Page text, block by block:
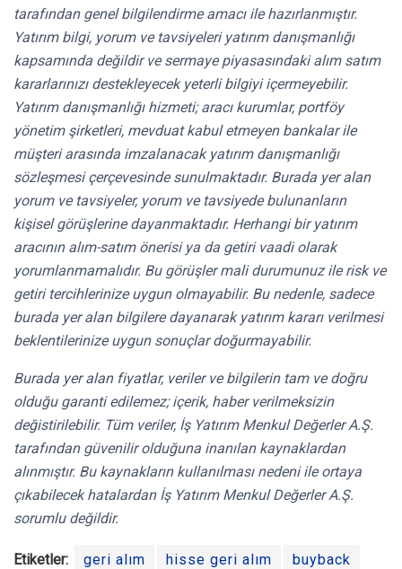
tarafından genel bilgilendirme amacı ile hazırlanmıştır.
Yatırım bilgi, yorum ve tavsiyeleri yatırım danışmanlığı
kapsamında değildir ve sermaye piyasasındaki alım satım
kararlarınızı destekleyecek yeterli bilgiyi içermeyebilir.
Yatırım danışmanlığı hizmeti; aracı kurumlar, portföy
yönetim şirketleri, mevduat kabul etmeyen bankalar ile
müşteri arasında imzalanacak yatırım danışmanlığı
sözleşmesi çerçevesinde sunulmaktadır. Burada yer alan
yorum ve tavsiyeler, yorum ve tavsiyede bulunanların
kişisel görüşlerine dayanmaktadır. Herhangi bir yatırım
aracının alım-satım önerisi ya da getiri vaadi olarak
yorumlanmamalıdır. Bu görüşler mali durumunuz ile risk ve
getiri tercihlerinize uygun olmayabilir. Bu nedenle, sadece
burada yer alan bilgilere dayanarak yatırım kararı verilmesi
beklentilerinize uygun sonuçlar doğurmayabilir.
Burada yer alan fiyatlar, veriler ve bilgilerin tam ve doğru
olduğu garanti edilemez; içerik, haber verilmeksizin
değistirilebilir. Tüm veriler, İş Yatırım Menkul Değerler A.Ş.
tarafından güvenilir olduğuna inanılan kaynaklardan
alınmıştır. Bu kaynakların kullanılması nedeni ile ortaya
çıkabilecek hatalardan İş Yatırım Menkul Değerler A.Ş.
sorumlu değildir.
Etiketler: geri alım hisse geri alım buyback